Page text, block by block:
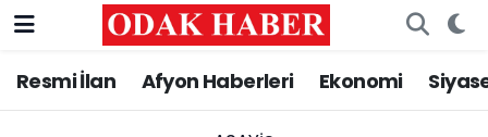
Resmi İlan Afyon Haberleri Ekonomi
AFYONKARAHİSAR HABERLERİ
Nöbetçi Eczaneler